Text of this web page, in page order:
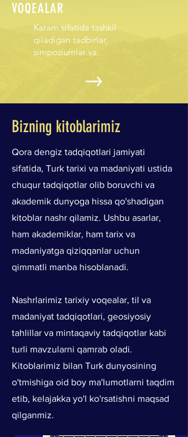
VOQEALAR
Karam sifatida tashkil
qiladigan tadbirlar,
simpoziumlar va..
Bizning kitoblarimiz
Qora dengiz tadqiqotlari jamiyati
sifatida, Turk tarixi va madaniyati ustida
chuqur tadqiqotlar olib boruvchi va
akademik dunyoga hissa qo'shadigan
kitoblar nashr qilamiz. Ushbu asarlar,
ham akademiklar, ham tarix va
madaniyatga qiziqqanlar uchun
qimmatli manba hisoblanadi.
Nashrlarimiz tarixiy voqealar, til va
madaniyat tadqiqotlari, geosiyosiy
tahlillar va mintaqaviy tadqiqotlar kabi
turli mavzularni qamrab oladi.
Kitoblarimiz bilan Turk dunyosining
o'tmishiga oid boy ma'lumotlarni taqdim
etib, kelajakka yo'l ko'rsatishni maqsad
qilganmiz.